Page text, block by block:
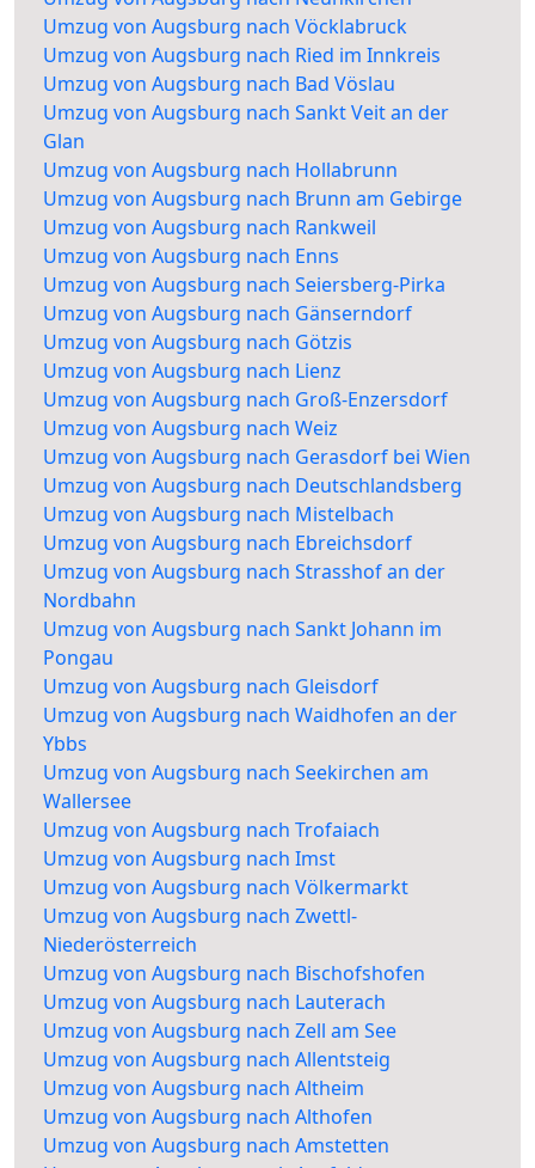
Umzug von Augsburg nach Vöcklabruck
Umzug von Augsburg nach Ried im Innkreis
Umzug von Augsburg nach Bad Vöslau
Umzug von Augsburg nach Sankt Veit an der
Glan
Umzug von Augsburg nach Hollabrunn
Umzug von Augsburg nach Brunn am Gebirge
Umzug von Augsburg nach Rankweil
Umzug von Augsburg nach Enns
Umzug von Augsburg nach Seiersberg-Pirka
Umzug von Augsburg nach Gänserndorf
Umzug von Augsburg nach Götzis
Umzug von Augsburg nach Lienz
Umzug von Augsburg nach Groß-Enzersdorf
Umzug von Augsburg nach Weiz
Umzug von Augsburg nach Gerasdorf bei Wien
Umzug von Augsburg nach Deutschlandsberg
Umzug von Augsburg nach Mistelbach
Umzug von Augsburg nach Ebreichsdorf
Umzug von Augsburg nach Strasshof an der
Nordbahn
Umzug von Augsburg nach Sankt Johann im
Pongau
Umzug von Augsburg nach Gleisdorf
Umzug von Augsburg nach Waidhofen an der
Ybbs
Umzug von Augsburg nach Seekirchen am
Wallersee
Umzug von Augsburg nach Trofaiach
Umzug von Augsburg nach Imst
Umzug von Augsburg nach Völkermarkt
Umzug von Augsburg nach Zwettl-
Niederösterreich
Umzug von Augsburg nach Bischofshofen
Umzug von Augsburg nach Lauterach
Umzug von Augsburg nach Zell am See
Umzug von Augsburg nach Allentsteig
Umzug von Augsburg nach Altheim
Umzug von Augsburg nach Althofen
Umzug von Augsburg nach Amstetten